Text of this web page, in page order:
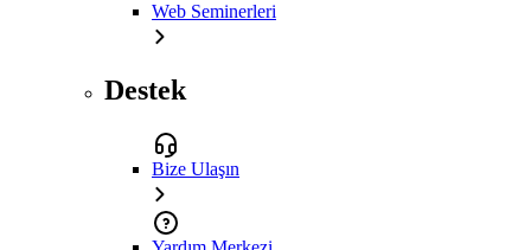
Web Seminerleri
Destek
Bize Ulaşın